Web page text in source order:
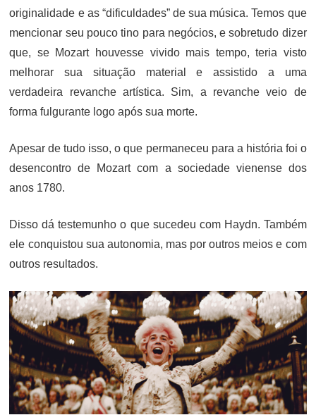
originalidade e as “dificuldades” de sua música. Temos que
mencionar seu pouco tino para negócios, e sobretudo dizer
que, se Mozart houvesse vivido mais tempo, teria visto
melhorar sua situação material e assistido a uma
verdadeira revanche artística. Sim, a revanche veio de
forma fulgurante logo após sua morte.
Apesar de tudo isso, o que permaneceu para a história foi o
desencontro de Mozart com a sociedade vienense dos
anos 1780.
Disso dá testemunho o que sucedeu com Haydn. Também
ele conquistou sua autonomia, mas por outros meios e com
outros resultados.